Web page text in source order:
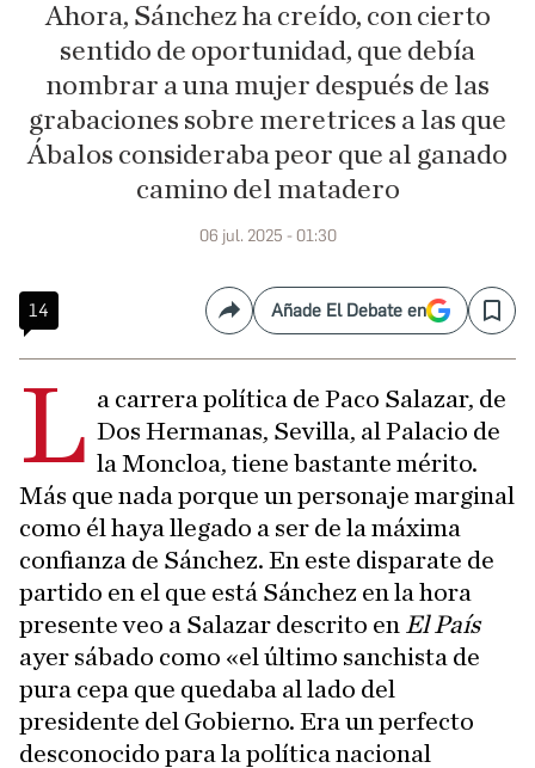
Ahora, Sánchez ha creído, con cierto
sentido de oportunidad, que debía
nombrar a una mujer después de las
grabaciones sobre meretrices a las que
Ábalos consideraba peor que al ganado
camino del matadero
06 jul. 2025 - 01:30
14 CompartirAñade El Debate en Save
L a carrera política de Paco Salazar, de
Dos Hermanas, Sevilla, al Palacio de
la Moncloa, tiene bastante mérito.
Más que nada porque un personaje marginal
como él haya llegado a ser de la máxima
confianza de Sánchez. En este disparate de
partido en el que está Sánchez en la hora
presente veo a Salazar descrito en El País
ayer sábado como «el último sanchista de
pura cepa que quedaba al lado del
presidente del Gobierno. Era un perfecto
desconocido para la política nacional